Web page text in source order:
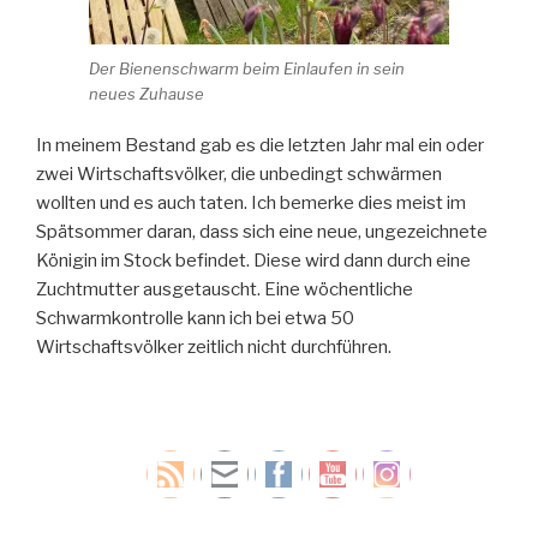
Der Bienenschwarm beim Einlaufen in sein
neues Zuhause
In meinem Bestand gab es die letzten Jahr mal ein oder
zwei Wirtschaftsvölker, die unbedingt schwärmen
wollten und es auch taten. Ich bemerke dies meist im
Spätsommer daran, dass sich eine neue, ungezeichnete
Königin im Stock befindet. Diese wird dann durch eine
Zuchtmutter ausgetauscht. Eine wöchentliche
Schwarmkontrolle kann ich bei etwa 50
Wirtschaftsvölker zeitlich nicht durchführen.